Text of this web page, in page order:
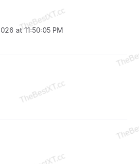
at 11:50:05 PM